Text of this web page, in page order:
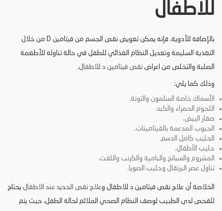
للاطفال
بالإضافة للأدوية، فإنه يمكن تعويض نقص الجسم من فيتامين D من خلال
التغذية السليمة وتعديل النظام الغذائي للطفل في حالة تناوله للأطعمة
الصلبة والتخلص من اعراض نقص فيتامين د للاطفال.
وذلك كما يلي:
الأسماك خاصة السلمون والتونة.
اللحوم الحمراء والكبد.
صفار البيض.
الحبوب المدعمة بالفيتامينات.
الحليب كامل الدسم.
حليب الأطفال.
المشروم والسبانخ والبامية والكرنب واللفت.
تناول عصر البرتقال وحليب الصويا.
الخلاصة أن علاج نقص فيتامين د للاطفال وعلاج نقص الحديد عند الاطفال يحتاج
للفحص لدى الطبيب لوصف النظام الصحي الملائم لحالة الطفل، حيث يتم